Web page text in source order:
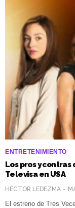
ENTRETENIMIENTO
Los pros y contras
Televisa en USA
HÉCTOR LEDEZMA
El estreno de Tres